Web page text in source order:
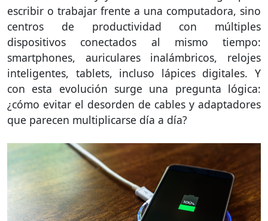
escribir o trabajar frente a una computadora, sino
centros de productividad con múltiples
dispositivos conectados al mismo tiempo:
smartphones, auriculares inalámbricos, relojes
inteligentes, tablets, incluso lápices digitales. Y
con esta evolución surge una pregunta lógica:
¿cómo evitar el desorden de cables y adaptadores
que parecen multiplicarse día a día?